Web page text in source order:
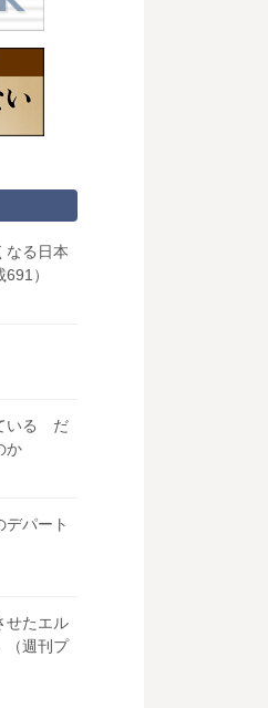
なる日本
）
いる だ
か
デパート
せたエル
（週刊プ